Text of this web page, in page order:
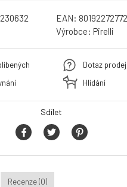
EAN:
Výrobce: Pirelli
Dotaz
Hlídání
Sdílet
Recenze (0)